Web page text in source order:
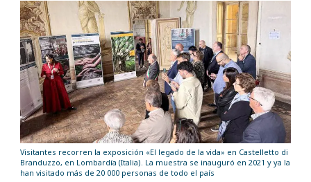
Visitantes recorren la exposición «El legado de la vida» en Castelletto di
Branduzzo, en Lombardía (Italia). La muestra se inauguró en 2021 y ya la
han visitado más de 20 000 personas de todo el país